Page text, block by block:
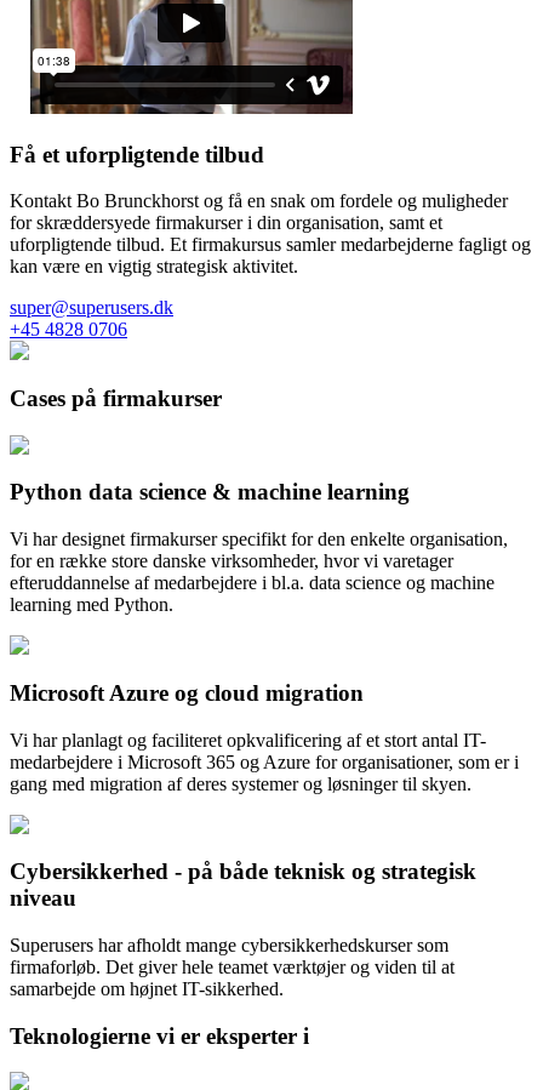
Få et uforpligtende tilbud
Kontakt Bo Brunckhorst og få en snak om fordele og muligheder
for skræddersyede firmakurser i din organisation, samt et
uforpligtende tilbud. Et firmakursus samler medarbejderne fagligt og
kan være en vigtig strategisk aktivitet.
super@superusers.dk
+45 4828 0706
Cases på firmakurser
Python data science & machine learning
Vi har designet firmakurser specifikt for den enkelte organisation,
for en række store danske virksomheder, hvor vi varetager
efteruddannelse af medarbejdere i bl.a. data science og machine
learning med Python.
Microsoft Azure og cloud migration
Vi har planlagt og faciliteret opkvalificering af et stort antal IT-
medarbejdere i Microsoft 365 og Azure for organisationer, som er i
gang med migration af deres systemer og løsninger til skyen.
Cybersikkerhed - på både teknisk og strategisk
niveau
Superusers har afholdt mange cybersikkerhedskurser som
firmaforløb. Det giver hele teamet værktøjer og viden til at
samarbejde om højnet IT-sikkerhed.
Teknologierne vi er eksperter i